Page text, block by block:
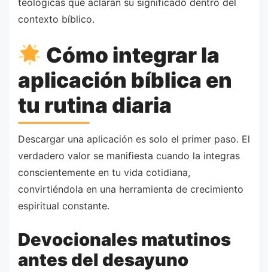
contexto bíblico.
Cómo integrar la
aplicación bíblica en
tu rutina diaria
Descargar una aplicación es solo el primer paso. El
verdadero valor se manifiesta cuando la integras
conscientemente en tu vida cotidiana,
convirtiéndola en una herramienta de crecimiento
espiritual constante.
Devocionales matutinos
antes del desayuno